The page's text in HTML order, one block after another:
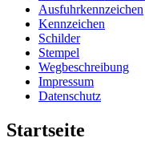
Ausfuhrkennzeichen
Kennzeichen
Schilder
Stempel
Wegbeschreibung
Impressum
Datenschutz
Startseite